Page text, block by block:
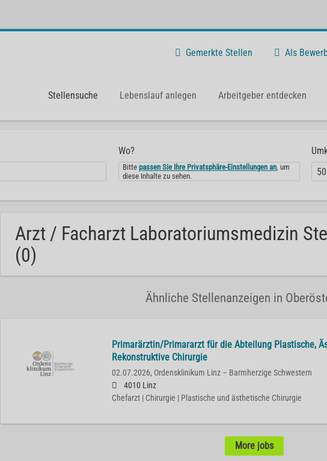
Gemerkte Stellen Als
Stellensuche Lebenslauf anlegen Arbeitgeber entdecken
Wo?
Bittepassen Sie Ihre Privatsphäre-Einstellungen an, um
diese Inhalte zu sehen.
Arzt / Facharzt Laboratoriumsmedizin
(0)
Ähnliche Stellenanzeigen in
Primarärztin/Primararzt für die Abteilung Plastische,
Rekonstruktive Chirurgie
02.07.2026, Ordensklinikum Linz – Barmherzige Schwestern
4010 Linz
Chefarzt | Chirurgie | Plastische und ästhetische Chirurgie
More jobs